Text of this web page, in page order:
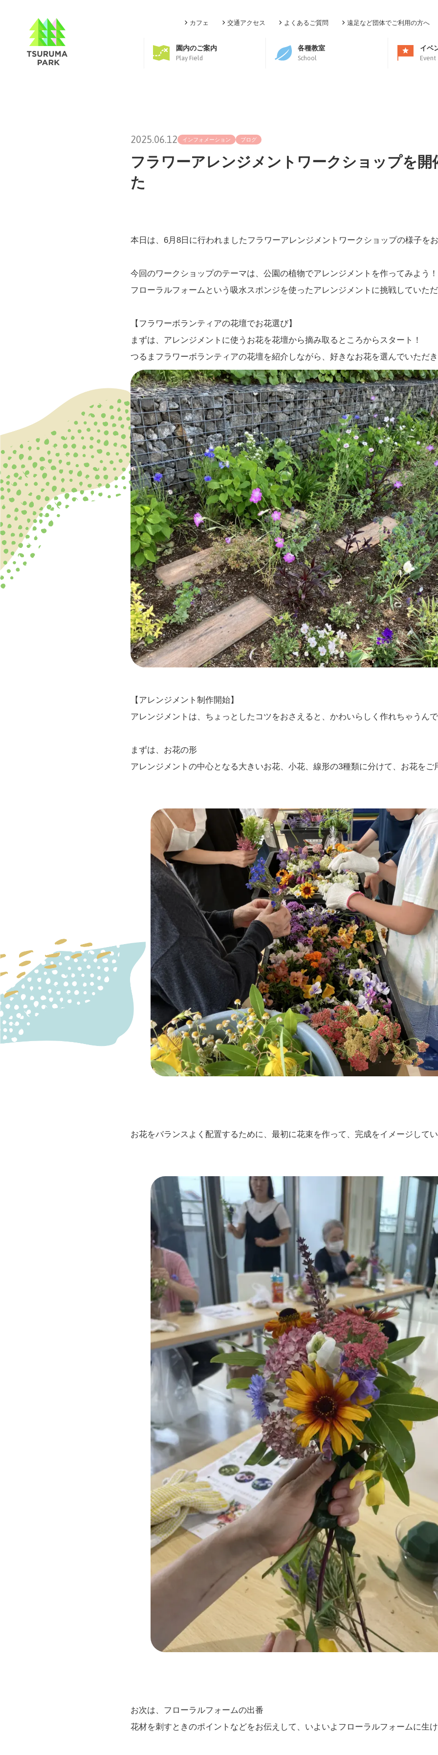
園内のご案内
Play Field
各種教室
School
イベ
Event
カフェ 交通アクセス よくあるご質問 遠足など団体でご利用の方へ
2025.06.12 インフォメーション ブログ
フラワーアレンジメントワークショップを開
た
本日は、6月8日に行われましたフラワーアレンジメントワークショップの様子を
今回のワークショップのテーマは、公園の植物でアレンジメントを作ってみよう
フローラルフォームという吸水スポンジを使ったアレンジメントに挑戦していた
【フラワーボランティアの花壇でお花選び】
まずは、アレンジメントに使うお花を花壇から摘み取るところからスタート！
つるまフラワーボランティアの花壇を紹介しながら、好きなお花を選んでいただ
【アレンジメント制作開始】
アレンジメントは、ちょっとしたコツをおさえると、かわいらしく作れちゃうん
まずは、お花の形
アレンジメントの中心となる大きいお花、小花、線形の3種類に分けて、お花をご
お花をバランスよく配置するために、最初に花束を作って、完成をイメージして
お次は、フローラルフォームの出番
花材を刺すときのポイントなどをお伝えして、いよいよフローラルフォームに生